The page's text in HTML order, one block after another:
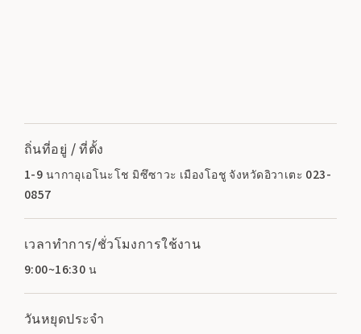
ถิ่นที่อยู่ / ที่ตั้ง
1-9 นากาอุเอโนะโช มิซึซาวะ เมืองโอชู จังหวัดอิวาเตะ 023-
0857
เวลาทำการ/ชั่วโมงการใช้งาน
9:00~16:30 น
วันหยุดประจำ